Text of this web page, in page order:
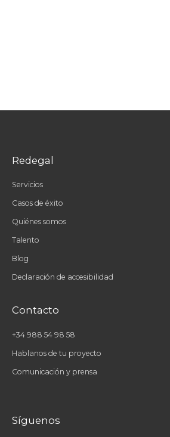
Redegal
Servicios
Casos de éxito
Quiénes somos
Talento
Blog
Declaración de accesibilidad
Contacto
+34 988 54 98 58
Hablanos de tu proyecto
Comunicación y prensa
Síguenos